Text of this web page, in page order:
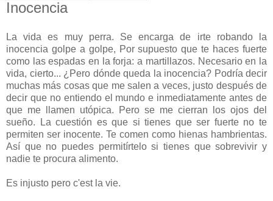
Inocencia
La vida es muy perra. Se encarga de irte robando la
inocencia golpe a golpe, Por supuesto que te haces fuerte
como las espadas en la forja: a martillazos. Necesario en la
vida, cierto... ¿Pero dónde queda la inocencia? Podría decir
muchas más cosas que me salen a veces, justo después de
decir que no entiendo el mundo e inmediatamente antes de
que me llamen utópica. Pero se me cierran los ojos del
sueño. La cuestión es que si tienes que ser fuerte no te
permiten ser inocente. Te comen como hienas hambrientas.
Así que no puedes permitírtelo si tienes que sobrevivir y
nadie te procura alimento.
Es injusto pero c'est la vie.